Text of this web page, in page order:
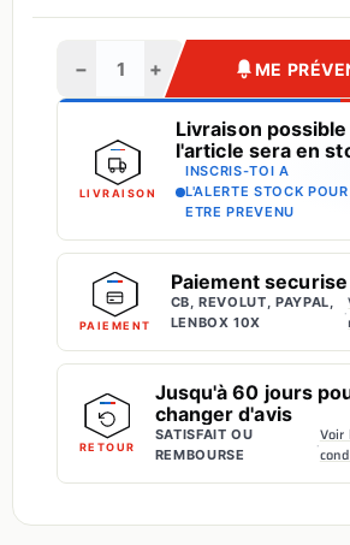
− + ME
LIVRAISON
Livraison
l'article sera en
INSCRIS-TOI A
L'ALERTE STOCK POUR
ETRE PREVENU
PAIEMENT
Paiement securise
CB, REVOLUT, PAYPAL,
LENBOX 10X
·
RETOUR
Jusqu'à 60 jours
changer d'avis
SATISFAIT OU
REMBOURSE
·Voir